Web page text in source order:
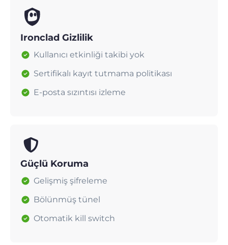
Ironclad Gizlilik
Kullanıcı etkinliği takibi yok
Sertifikalı kayıt tutmama politikası
E-posta sızıntısı izleme
Güçlü Koruma
Gelişmiş şifreleme
Bölünmüş tünel
Otomatik kill switch